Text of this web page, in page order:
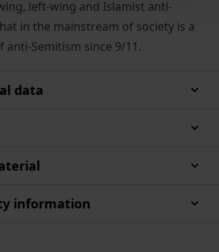
left-wing and Islamist anti-
in the mainstream of society is a
anti-Semitism since 9/11.
data
information